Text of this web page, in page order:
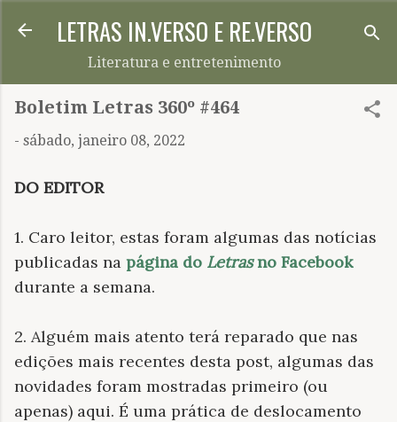
Pular para o conteúdo principal
LETRAS IN.VERSO E RE.VERSO
Literatura e entretenimento
Boletim Letras 360º #464
- sábado, janeiro 08, 2022
DO EDITOR
1. Caro leitor, estas foram algumas das notícias
publicadas na página do Letrasno Facebook
durante a semana.
2. Alguém mais atento terá reparado que nas
edições mais recentes desta post, algumas das
novidades foram mostradas primeiro (ou
apenas) aqui. É uma prática de deslocamento